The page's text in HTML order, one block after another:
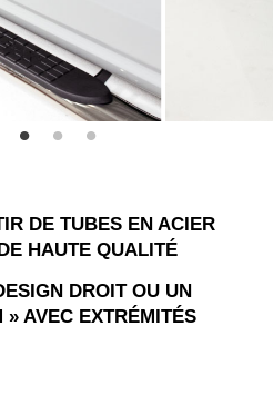
DE TUBES EN ACIER
HAUTE QUALITÉ
DROIT OU UN
» AVEC EXTRÉMITÉS